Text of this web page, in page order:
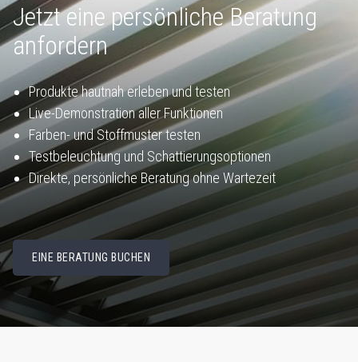
Jetzt eine persönliche Beratung
anfordern
Produkte hautnah erleben und testen
Live-Demonstration aller Funktionen
Farben- und Stoffmuster testen
Testbeleuchtung und Schattierungsoptionen
Direkte, persönliche Beratung ohne Wartezeit
EINE BERATUNG BUCHEN